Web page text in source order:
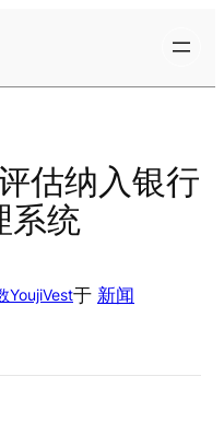
估纳入银行
系统
YoujiVest于 新闻